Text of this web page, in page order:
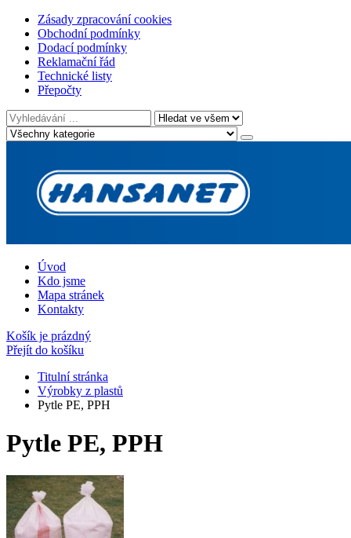
Zásady zpracování cookies
Obchodní podmínky
Dodací podmínky
Reklamační řád
Technické listy
Přepočty
Úvod
Kdo jsme
Mapa stránek
Kontakty
Košík je prázdný
Přejít do košíku
Titulní stránka
Výrobky z plastů
Pytle PE, PPH
Pytle PE, PPH